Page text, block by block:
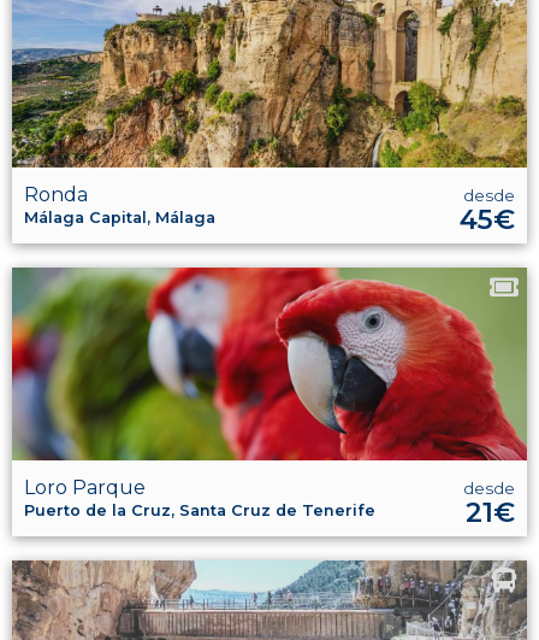
Ronda
Málaga Capital, Málaga
desde
45€
Loro Parque
Puerto de la Cruz, Santa Cruz de Tenerife
desde
21€